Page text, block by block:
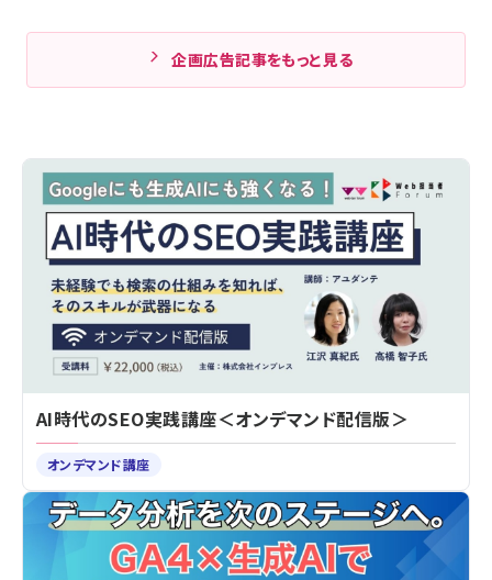
企画広告記事をもっと見る
AI時代のSEO実践講座＜オンデマンド配信版＞
オンデマンド講座